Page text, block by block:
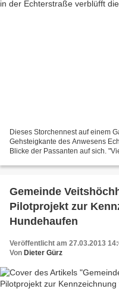
Dieses Storchennest auf einem
Gehsteigkante des Anwesens
Blicke der Passanten auf sich.
Gemeinde
Pilotprojekt zur
Hundehaufen
Veröffentlicht am 27.03.2013
Von Dieter Gürz